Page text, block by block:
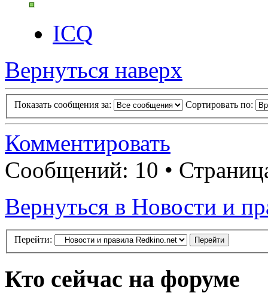
ICQ
Вернуться наверх
Показать сообщения за: Сортировать по:
Комментировать
Сообщений: 10 •
Вернуться в Новости и
Перейти:
Кто сейчас на форуме